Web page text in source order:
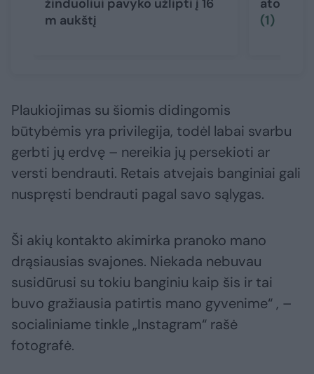
žinduoliui pavyko užlipti į 16
m aukštį
(1)
Plaukiojimas su šiomis didingomis
būtybėmis yra privilegija, todėl labai svarbu
gerbti jų erdvę – nereikia jų persekioti ar
versti bendrauti. Retais atvejais banginiai gali
nuspręsti bendrauti pagal savo sąlygas.
Ši akių kontakto akimirka pranoko mano
drąsiausias svajones. Niekada nebuvau
susidūrusi su tokiu banginiu kaip šis ir tai
buvo gražiausia patirtis mano gyvenime“ , –
socialiniame tinkle „Instagram“ rašė
fotografė.